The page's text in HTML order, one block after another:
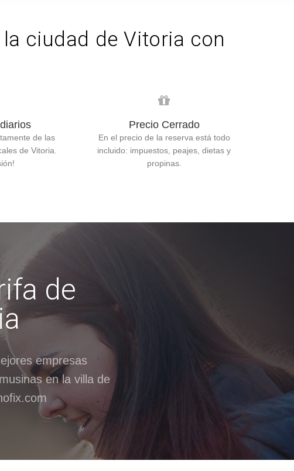
ciudad de Vitoria con
de las
de Vitoria.
Precio Cerrado
En el precio de la reserva está todo
incluido: impuestos, peajes, dietas y
propinas.
de
empresas
en la villa de